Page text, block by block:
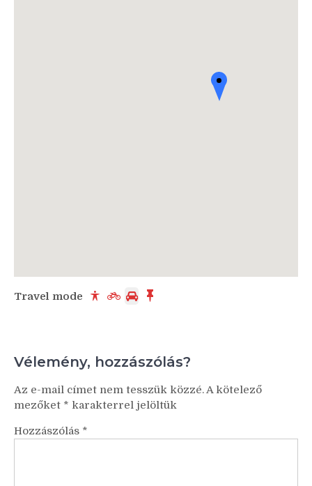
Travel mode
Vélemény, hozzászólás?
Az e-mail címet nem tesszük közzé. A kötelező
mezőket * karakterrel jelöltük
Hozzászólás *